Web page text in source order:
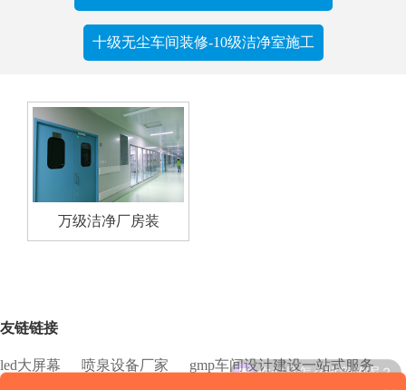
十级无尘车间装修-10级洁净室施工
万级洁净厂房装
修-10000级洁净室施工
友链链接
led大屏幕 喷泉设备厂家 gmp车间设计建设一站式服务
你们是怎么收费的呢？